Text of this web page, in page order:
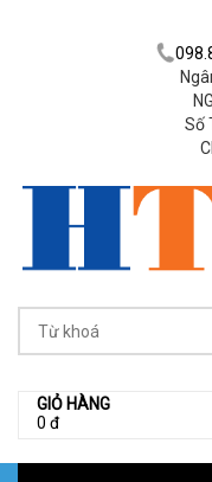
Số
GIỎ HÀNG
0 đ